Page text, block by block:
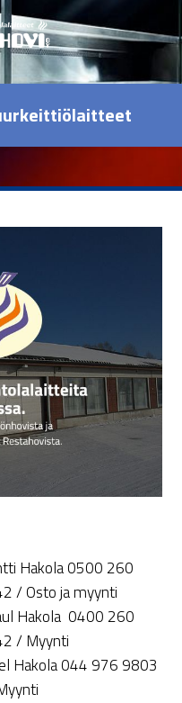
Hakola 0500 260
/ Osto ja myynti
Hakola 0400 260
/ Myynti
Hakola 044 976 9803